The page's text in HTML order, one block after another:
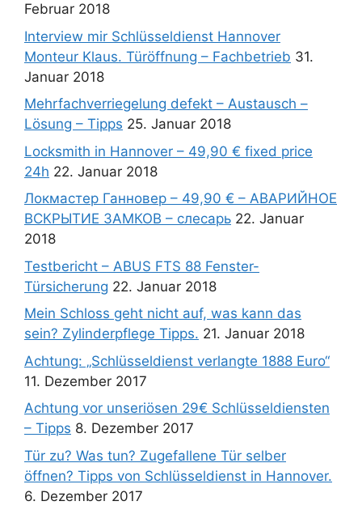
Februar 2018
Interview mir Schlüsseldienst Hannover
Monteur Klaus. Türöffnung – Fachbetrieb 31.
Januar 2018
Mehrfachverriegelung defekt – Austausch –
Lösung – Tipps 25. Januar 2018
Locksmith in Hannover – 49,90 € fixed price
24h 22. Januar 2018
Локмастер Ганновер – 49,90 € – АВАРИЙНОЕ
ВСКРЫТИЕ ЗАМКОВ – слесарь 22. Januar
2018
Testbericht – ABUS FTS 88 Fenster-
Türsicherung 22. Januar 2018
Mein Schloss geht nicht auf, was kann das
sein? Zylinderpflege Tipps. 21. Januar 2018
Achtung: „Schlüsseldienst verlangte 1888 Euro“
11. Dezember 2017
Achtung vor unseriösen 29€ Schlüsseldiensten
– Tipps 8. Dezember 2017
Tür zu? Was tun? Zugefallene Tür selber
öffnen? Tipps von Schlüsseldienst in Hannover.
6. Dezember 2017